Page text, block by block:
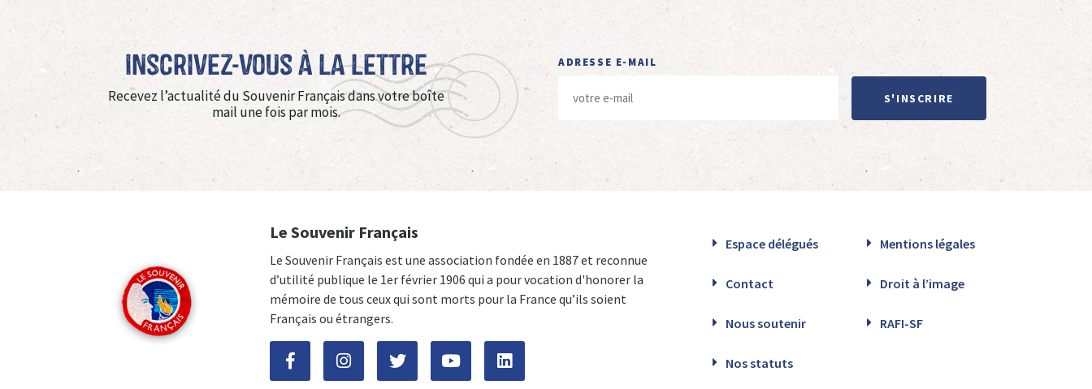
Inscrivez-vous à La Lettre
Recevez l’actualité du Souvenir Français dans votre boîte
mail une fois par mois.
ADRESSE E-MAIL
S'INSCRIRE
Le Souvenir Français
Le Souvenir Français est une association fondée en 1887 et reconnue
d’utilité publique le 1er février 1906 qui a pour vocation d'honorer la
mémoire de tous ceux qui sont morts pour la France qu’ils soient
Français ou étrangers.
Espace délégués Mentions légales
Contact Droit à l’image
Nous soutenir RAFI-SF
Nos statuts